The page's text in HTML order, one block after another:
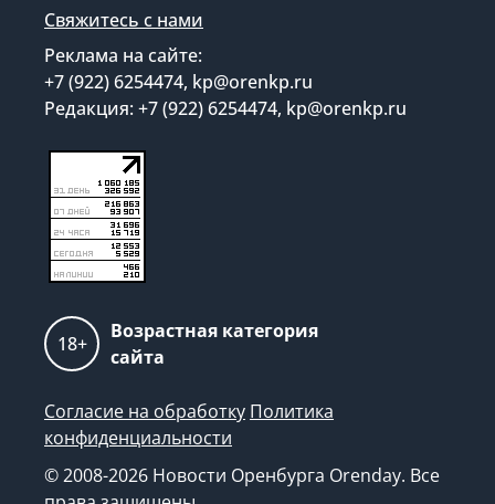
Свяжитесь с нами
Реклама на сайте:
+7 (922) 6254474, kp@orenkp.ru
Редакция: +7 (922) 6254474, kp@orenkp.ru
18+
Возрастная категория
сайта
Согласие на обработку Политика
конфиденциальности
© 2008-2026 Новости Оренбурга Orenday. Все